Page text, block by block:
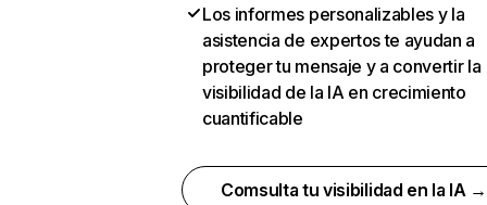
Los informes personalizables y la
asistencia de expertos te ayudan a
proteger tu mensaje y a convertir la
visibilidad de la IA en crecimiento
cuantificable
Comsulta tu visibilidad en la IA →